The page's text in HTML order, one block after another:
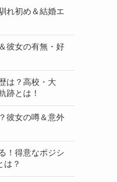
れ初め＆結婚エ
彼女の有無・好
は？高校・大
跡とは！
彼女の噂＆意外
！得意なポジシ
は？